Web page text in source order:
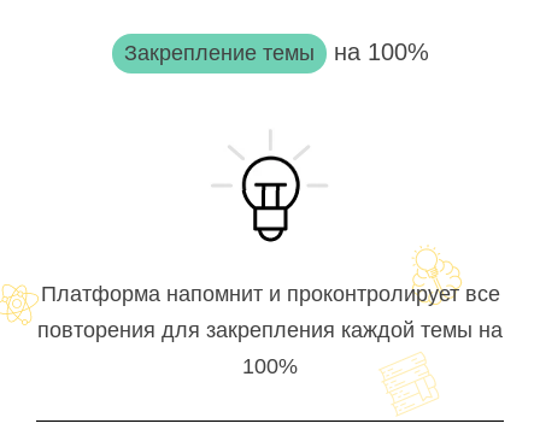
Закрепление темы на 100%
Платформа напомнит и проконтролирует все
повторения для закрепления каждой темы на
100%